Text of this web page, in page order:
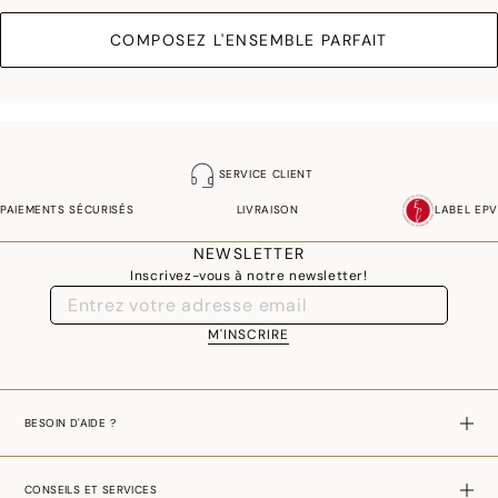
COMPOSEZ L'ENSEMBLE PARFAIT
SERVICE CLIENT
PAIEMENTS SÉCURISÉS LIVRAISON LABEL EPV
NEWSLETTER
Inscrivez-vous à notre newsletter!
M'INSCRIRE
BESOIN D'AIDE ?
CONSEILS ET SERVICES